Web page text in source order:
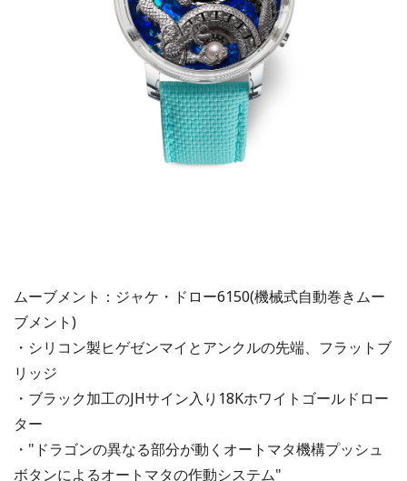
ムーブメント：ジャケ・ドロー6150(機械式自動巻きムー
ブメント)
・シリコン製ヒゲゼンマイとアンクルの先端、フラットブ
リッジ
・ブラック加工のJHサイン入り18Kホワイトゴールドロー
ター
・"ドラゴンの異なる部分が動くオートマタ機構プッシュ
ボタンによるオートマタの作動システム"